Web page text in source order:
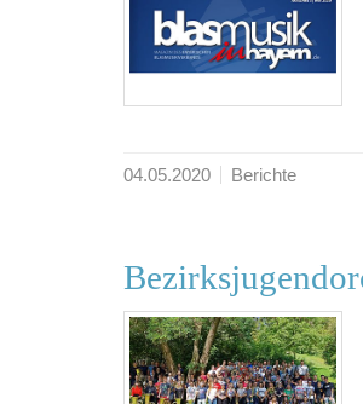
04.05.2020 Berichte